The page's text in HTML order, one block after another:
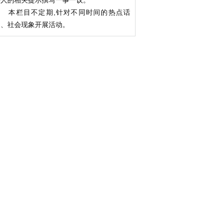
栏目不定期,针对不同时间的热点话
社会现象开展活动。